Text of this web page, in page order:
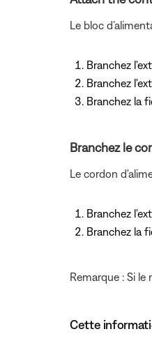
Le bloc
Branchez
Branchez
Branchez la
Branchez le
Le cordon
Branchez
Branchez la
Remarque : Si
Cette